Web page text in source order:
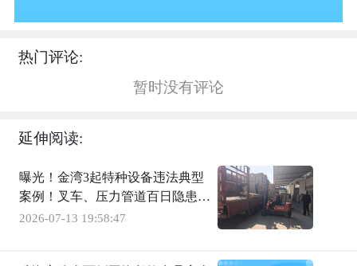
热门评论:
暂时没有评论
延伸阅读:
曝光！金湾3起特种设备违法典型
案例！叉车、压力管道百日隐患复
查7月15日启动
2026-07-13 19:58:47